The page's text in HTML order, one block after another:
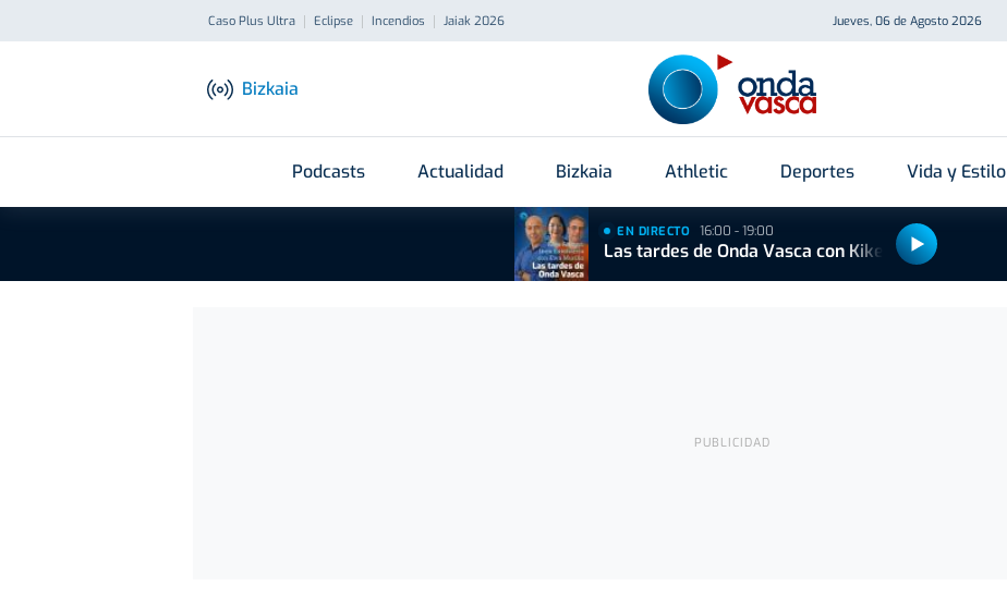
Caso Plus Ultra Eclipse Incendios Jaiak 2026 Jueves, 06 de Agosto 2026
Bizkaia
Podcasts Actualidad Bizkaia Athletic Deportes Vida y Estilo
EN DIRECTO 16:00 - 19:00
Las tardes de Onda Vasca con Kike Alonso